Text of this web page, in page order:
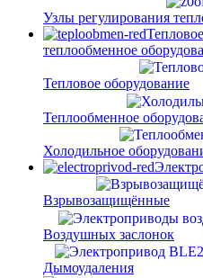
Узлы регулирования
теплообменное
Тепловое оборудование
Теплообменное
Холодильное
Взрывозащищённые
Воздушных заслонок
Дымоудаления